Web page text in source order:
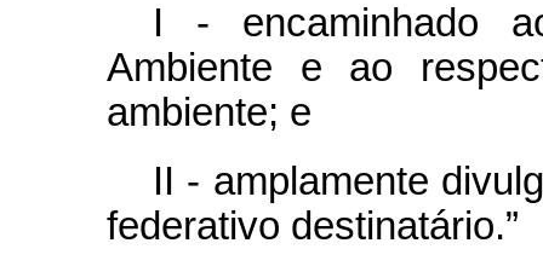
I - encaminhado
Ambiente e ao
ambiente; e
II - amplamente
federativo destinatário.”